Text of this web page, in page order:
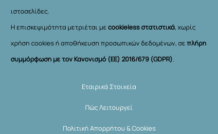
ιστοσελίδες.
Η επισκεψιμότητα μετριέται μεcookieless στατιστικά, χωρίς
χρήση cookies ή αποθήκευση προσωπικών δεδομένων, σεπλήρη
συμμόρφωση με τον Κανονισμό (ΕΕ) 2016/679 (GDPR).
Εταιρικά Στοιχεία
Πώς Λειτουργεί
Πολιτική Απορρήτου & Cookies